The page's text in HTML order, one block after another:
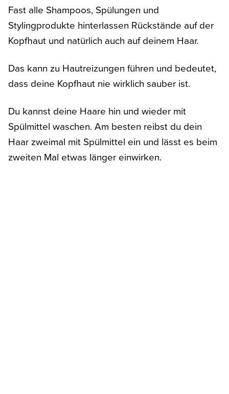
Fast alle Shampoos, Spülungen und
Stylingprodukte hinterlassen Rückstände auf der
Kopfhaut und natürlich auch auf deinem Haar.
Das kann zu Hautreizungen führen und bedeutet,
dass deine Kopfhaut nie wirklich sauber ist.
Du kannst deine Haare hin und wieder mit
Spülmittel waschen. Am besten reibst du dein
Haar zweimal mit Spülmittel ein und lässt es beim
zweiten Mal etwas länger einwirken.